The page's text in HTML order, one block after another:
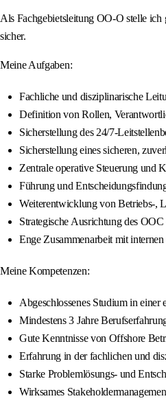
Als Fachgebietsleitung OO-O stelle
sicher.
Meine Aufgaben:
Fachliche und disziplinarische
Definition von Rollen,
Sicherstellung des 24/7-
Sicherstellung eines sicheren,
Zentrale operative Steuerung und
Führung und
Weiterentwicklung von Betriebs-,
Strategische Ausrichtung des
Enge Zusammenarbeit mit
Meine Kompetenzen:
Abgeschlossenes Studium in
Mindestens 3 Jahre
Gute Kenntnisse von Offshore
Erfahrung in der fachlichen und
Starke Problemlösungs- und
Wirksames